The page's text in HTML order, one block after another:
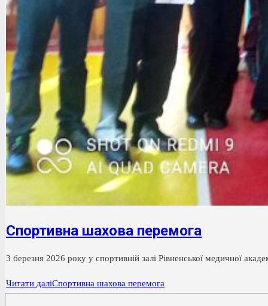
Спортивна шахова перемога
3 березня 2026 року у спортивній залі Рівненської медичної
Читати даліСпортивна шахова перемога